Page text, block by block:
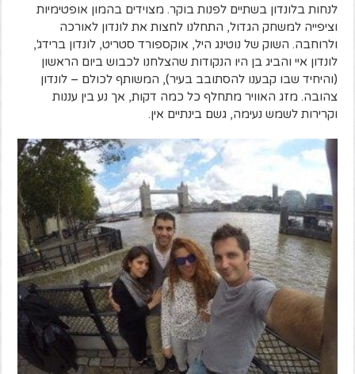
לנחות בלונדון בשתיים לפנות בוקר. מצוידים בהמון אופטימיות
וציפייה למשחק הגדול, התחלנו לחצות את לונדון לאורכה
ולרוחבה. השוק של נוטינג היל, אוקספורד סטריט, לונדון ברידג',
לונדון איי והביג בן היו הנקודות שהצלחנו לכבוש ביום הראשון
(והיחיד שבו קבענו להסתובב בעיר), המשותף לכולם – לונדון
צהובה. מזג האוויר מתחלף כל כמה דקות, אך נע בין עננות
וקרירות לשמש נעימה, גשם בינתיים אין.